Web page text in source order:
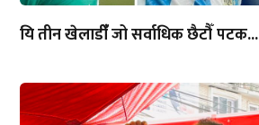
यि तीन खेलाडीँँ जो सर्वाधिक छैटौँ पटक...